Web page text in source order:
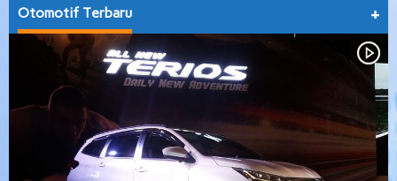
Otomotif Terbaru +